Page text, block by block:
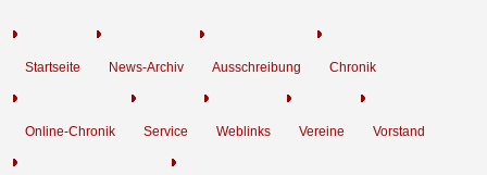
Startseite News-Archiv Ausschreibung Chronik
Online-Chronik Service Weblinks Vereine Vorstand